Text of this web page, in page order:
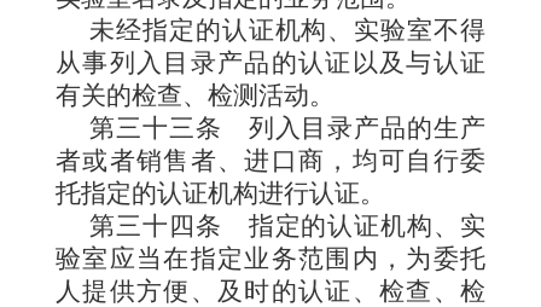
未经指定的认证机构、实验室不得
从事列入目录产品的认证以及与认证
有关的检查、检测活动。
第三十三条 列入目录产品的生产
者或者销售者、进口商，均可自行委
托指定的认证机构进行认证。
第三十四条 指定的认证机构、实
验室应当在指定业务范围内，为委托
人提供方便、及时的认证、检查、检